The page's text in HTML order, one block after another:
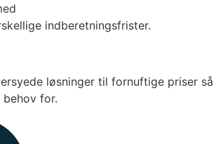
indberetningsfrister.
løsninger til fornuftige priser så
for.